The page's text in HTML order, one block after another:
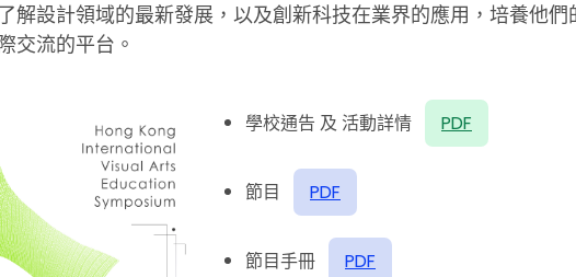
解設計領域的最新發展，以及創新科技在業界的應用，培養他
交流的平台。
學校通告 及 活動詳情 PDF
節目 PDF
節目手冊 PDF